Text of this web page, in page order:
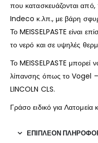
που κατασκευάζονται
Indeco κ.λπ., με βάρη
Το MEISSELPASTE είναι
το νερό και σε υψηλές
Το MEISSELPASTE μπορεί
λίπανσης όπως το Vogel –
LINCOLN CLS.
Γράσο ειδικό για
ΕΠΙΠΛΈΟΝ